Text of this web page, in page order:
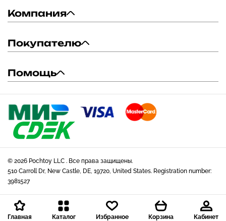
Компания
Покупателю
Помощь
© 2026 Pochtoy LLC . Все права защищены.
510 Carroll Dr, New Castle, DE, 19720, United States. Registration number:
3981527
Главная Каталог Избранное Корзина Кабинет